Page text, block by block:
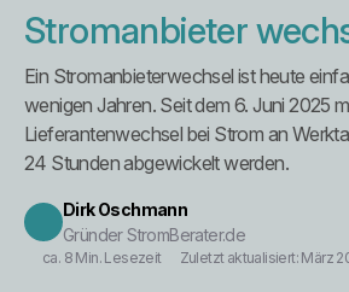
Stromanbieter
Ein Stromanbieterwechsel ist heute
wenigen Jahren. Seit dem 6. Juni 2025
Lieferantenwechsel bei Strom an
24 Stunden abgewickelt werden.
Dirk Oschmann
Gründer StromBerater.de
ca. 8 Min. Lesezeit Zuletzt aktualisiert: März